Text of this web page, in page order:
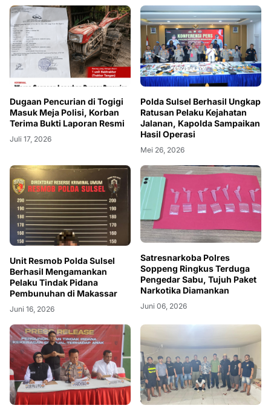
Dugaan Pencurian di Togigi
Masuk Meja Polisi, Korban
Terima Bukti Laporan Resmi
Juli 17, 2026
Polda Sulsel Berhasil Ungkap
Ratusan Pelaku Kejahatan
Jalanan, Kapolda Sampaikan
Hasil Operasi
Mei 26, 2026
Unit Resmob Polda Sulsel
Berhasil Mengamankan
Pelaku Tindak Pidana
Pembunuhan di Makassar
Juni 16, 2026
Satresnarkoba Polres
Soppeng Ringkus Terduga
Pengedar Sabu, Tujuh Paket
Narkotika Diamankan
Juni 06, 2026